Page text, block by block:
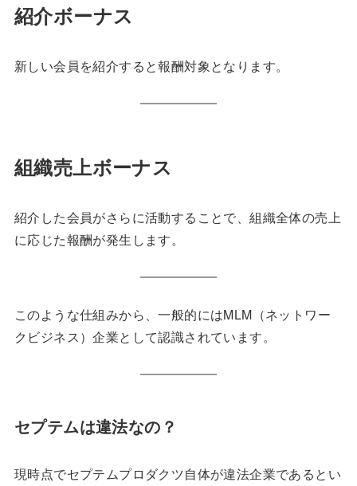
紹介ボーナス
新しい会員を紹介すると報酬対象となります。
組織売上ボーナス
紹介した会員がさらに活動することで、組織全体の売上
に応じた報酬が発生します。
このような仕組みから、一般的にはMLM（ネットワー
クビジネス）企業として認識されています。
セプテムは違法なの？
現時点でセプテムプロダクツ自体が違法企業であるとい